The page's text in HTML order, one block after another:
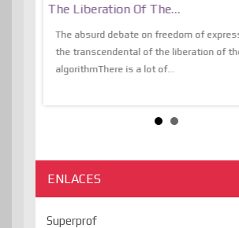
The Liberation Of The…
The absurd debate on freedom of
the transcendental of the liberation of
algorithmThere is a lot of...
ENLACES
Superprof